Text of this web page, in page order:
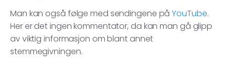
Man kan også følge med sendingene påYouTube.
Her er det ingen kommentator, da kan man gå glipp
av viktig informasjon om blant annet
stemmegivningen.